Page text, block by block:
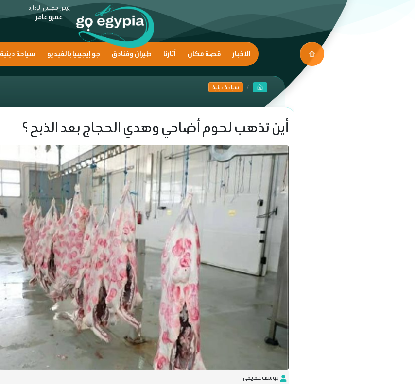
رئيس مجلس الإدارة
عمرو عامر
الاخبار قصة مكان آثارنا طيران وفنادق جو إيجيبيا بالفيديو سياحة دينية
سياحة دينية
أين تذهب لحوم أضاحي وهدي الحجاج بعد الذبح ؟
يوسف عفيفي